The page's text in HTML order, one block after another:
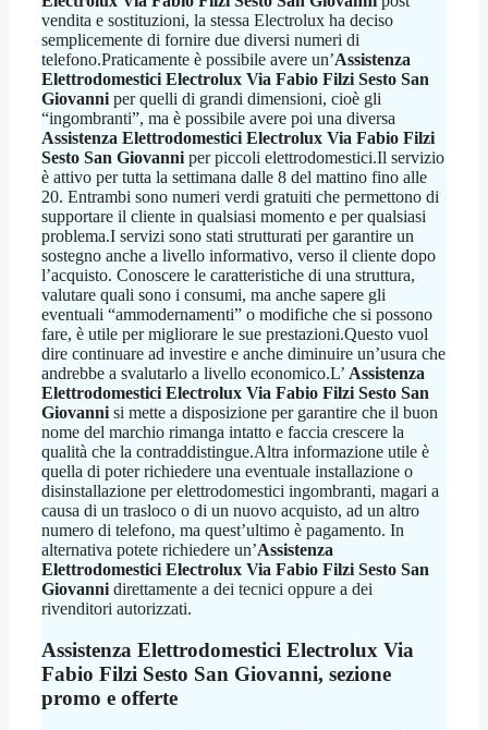
vendita e sostituzioni, la stessa Electrolux ha deciso
semplicemente di fornire due diversi numeri di
telefono.Praticamente è possibile avere un’Assistenza
Elettrodomestici Electrolux Via Fabio Filzi Sesto San
Giovanni per quelli di grandi dimensioni, cioè gli
“ingombranti”, ma è possibile avere poi una diversa
Assistenza Elettrodomestici Electrolux Via Fabio Filzi
Sesto San Giovanni per piccoli elettrodomestici.Il servizio
è attivo per tutta la settimana dalle 8 del mattino fino alle
20. Entrambi sono numeri verdi gratuiti che permettono di
supportare il cliente in qualsiasi momento e per qualsiasi
problema.I servizi sono stati strutturati per garantire un
sostegno anche a livello informativo, verso il cliente dopo
l’acquisto. Conoscere le caratteristiche di una struttura,
valutare quali sono i consumi, ma anche sapere gli
eventuali “ammodernamenti” o modifiche che si possono
fare, è utile per migliorare le sue prestazioni.Questo vuol
dire continuare ad investire e anche diminuire un’usura che
andrebbe a svalutarlo a livello economico.L’ Assistenza
Elettrodomestici Electrolux Via Fabio Filzi Sesto San
Giovanni si mette a disposizione per garantire che il buon
nome del marchio rimanga intatto e faccia crescere la
qualità che la contraddistingue.Altra informazione utile è
quella di poter richiedere una eventuale installazione o
disinstallazione per elettrodomestici ingombranti, magari a
causa di un trasloco o di un nuovo acquisto, ad un altro
numero di telefono, ma quest’ultimo è pagamento. In
alternativa potete richiedere un’Assistenza
Elettrodomestici Electrolux Via Fabio Filzi Sesto San
Giovanni direttamente a dei tecnici oppure a dei
rivenditori autorizzati.
Assistenza Elettrodomestici Electrolux Via
Fabio Filzi Sesto San Giovanni, sezione
promo e offerte